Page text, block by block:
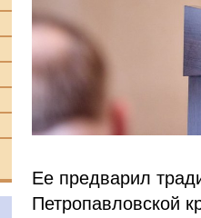
Ее предварил
Петропавловской